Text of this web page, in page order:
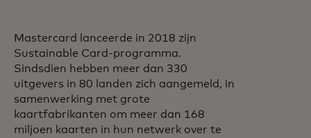
Mastercard lanceerde in 2018 zijn
Sustainable Card-programma.
Sindsdien hebben meer dan 330
uitgevers in 80 landen zich aangemeld, in
samenwerking met grote
kaartfabrikanten om meer dan 168
miljoen kaarten in hun netwerk over te